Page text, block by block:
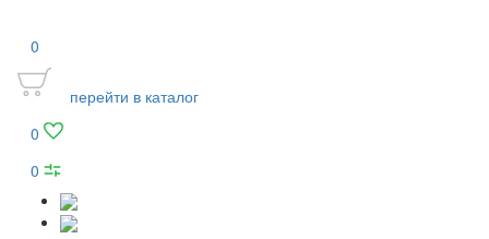
0
перейти в каталог
0
0